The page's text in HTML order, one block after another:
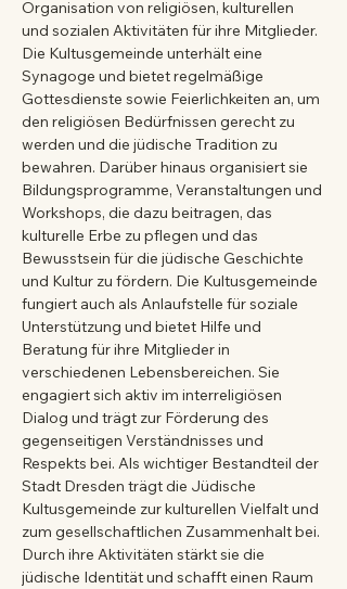
Organisation von religiösen, kulturellen
und sozialen Aktivitäten für ihre Mitglieder.
Die Kultusgemeinde unterhält eine
Synagoge und bietet regelmäßige
Gottesdienste sowie Feierlichkeiten an, um
den religiösen Bedürfnissen gerecht zu
werden und die jüdische Tradition zu
bewahren. Darüber hinaus organisiert sie
Bildungsprogramme, Veranstaltungen und
Workshops, die dazu beitragen, das
kulturelle Erbe zu pflegen und das
Bewusstsein für die jüdische Geschichte
und Kultur zu fördern. Die Kultusgemeinde
fungiert auch als Anlaufstelle für soziale
Unterstützung und bietet Hilfe und
Beratung für ihre Mitglieder in
verschiedenen Lebensbereichen. Sie
engagiert sich aktiv im interreligiösen
Dialog und trägt zur Förderung des
gegenseitigen Verständnisses und
Respekts bei. Als wichtiger Bestandteil der
Stadt Dresden trägt die Jüdische
Kultusgemeinde zur kulturellen Vielfalt und
zum gesellschaftlichen Zusammenhalt bei.
Durch ihre Aktivitäten stärkt sie die
jüdische Identität und schafft einen Raum